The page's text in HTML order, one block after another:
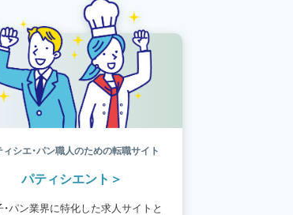
ィシエ・パン職人のための転職サイト
パティシエント
・パン業界に特化した求人サイトと